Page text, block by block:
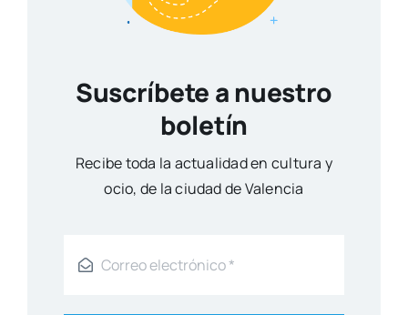
Suscríbete a nuestro
boletín
Reci­be toda la actua­li­dad en cul­tu­ra y
ocio, de la ciu­dad de Valen­cia